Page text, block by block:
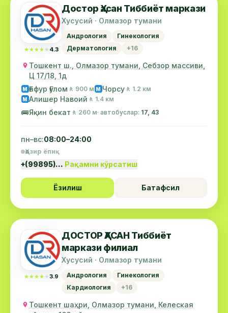
★★★★★
★★★★★ 4.3
Достор Ҳасан Тиббиёт маркази
Хусусий · Олмазор тумани
Андрология
Гинекология
Дерматология
+16
Тошкент ш., Олмазор тумани, Себзор массиви,
Ц 17/18, 1д
М Ғафур Ғулом 🚶 900 м М Чорсу 🚶 1.2 км
М Алишер Навоий 🚶 1.4 км
🚌Яқин бекат 🚶 260 м· автобуслар: 17, 43
пн–вс:08:00–24:00
Ҳозир ёпиқ
+(99895)… Рақамни кўрсатиш
Ёзилиш Батафсил
★★★★★
★★★★★3.9
ДОСТОР ҲАСАН Тиббиёт
маркази филиал
Хусусий · Олмазор тумани
Андрология
Гинекология
Кардиология
+16
Тошкент шаҳри, Олмазор тумани, Келеская